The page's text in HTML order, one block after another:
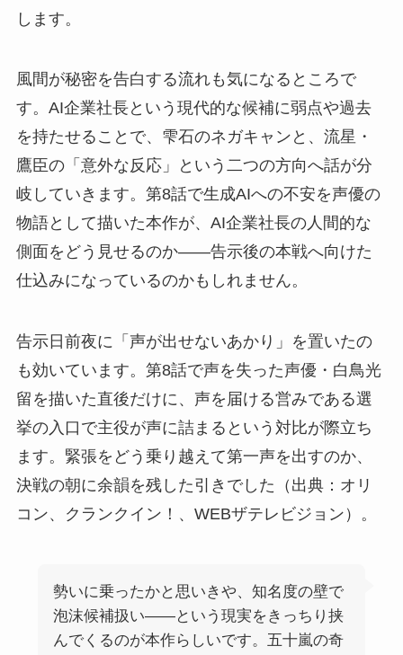
します。
風間が秘密を告白する流れも気になるところで
す。AI企業社長という現代的な候補に弱点や過去
を持たせることで、雫石のネガキャンと、流星・
鷹臣の「意外な反応」という二つの方向へ話が分
岐していきます。第8話で生成AIへの不安を声優の
物語として描いた本作が、AI企業社長の人間的な
側面をどう見せるのか——告示後の本戦へ向けた
仕込みになっているのかもしれません。
告示日前夜に「声が出せないあかり」を置いたの
も効いています。第8話で声を失った声優・白鳥光
留を描いた直後だけに、声を届ける営みである選
挙の入口で主役が声に詰まるという対比が際立ち
ます。緊張をどう乗り越えて第一声を出すのか、
決戦の朝に余韻を残した引きでした（出典：オリ
コン、クランクイン！、WEBザテレビジョン）。
勢いに乗ったかと思いきや、知名度の壁で
泡沫候補扱い——という現実をきっちり挟
んでくるのが本作らしいです。五十嵐の奇